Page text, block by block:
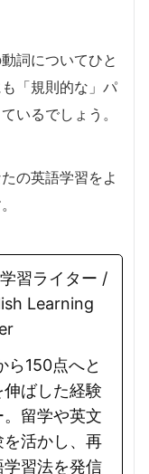
詞についてひと
「規則的な」パ
いるでしょう。
の英語学習をよ
習ライター /
Learning
ら150点へと
ばした経験
留学や英文
活かし、再
習法を発信